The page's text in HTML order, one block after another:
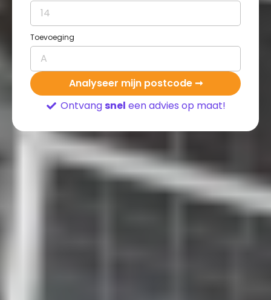
Toevoeging
Analyseer mijn postcode ➞
Ontvang snel een advies op maat!